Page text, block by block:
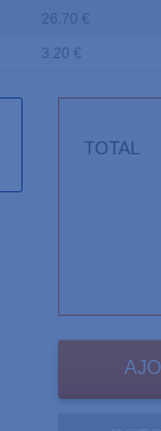
26.70 €
3.20 €
TOTAL